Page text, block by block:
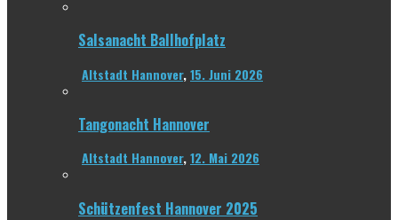
Salsanacht Ballhofplatz
Altstadt Hannover,15. Juni 2026
Tangonacht Hannover
Altstadt Hannover,12. Mai 2026
Schützenfest Hannover 2025